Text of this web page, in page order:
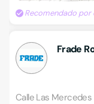
Recomendado por
Frade
Calle Las Mercedes